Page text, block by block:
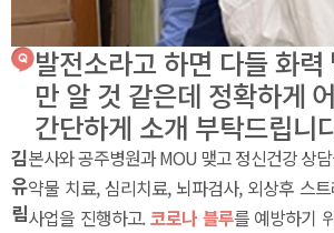
발전소라고 하면 다들 화력
만 알 것 같은데 정확하게
간단하게 소개 부탁드립니
김
유
림
본사와 공주병원과 MOU 맺고 정신건강 상
약물 치료, 심리치료, 뇌파검사, 외상후 스
사업을 진행하고.코로나 블루를 예방하기